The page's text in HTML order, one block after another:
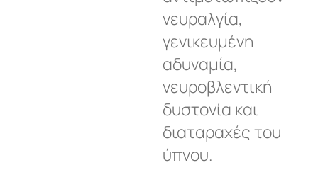
νευραλγία,
γενικευμένη
αδυναμία,
νευροβλεντική
δυστονία και
διαταραχές του
ύπνου.